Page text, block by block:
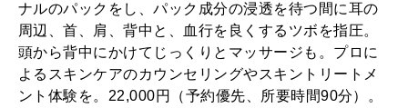
ナルのパックをし、パック成分の浸透を待つ間に耳の
周辺、首、肩、背中と、血行を良くするツボを指圧。
頭から背中にかけてじっくりとマッサージも。プロに
よるスキンケアのカウンセリングやスキントリートメ
ント体験を。22,000円（予約優先、所要時間90分）。